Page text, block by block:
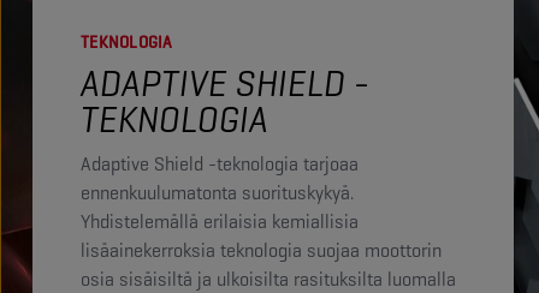
TEKNOLOGIA
ADAPTIVE SHIELD -
TEKNOLOGIA
Adaptive Shield -teknologia tarjoaa
ennenkuulumatonta suorituskykyä.
Yhdistelemällä erilaisia kemiallisia
lisäainekerroksia teknologia suojaa moottorin
osia sisäisiltä ja ulkoisilta rasituksilta luomalla